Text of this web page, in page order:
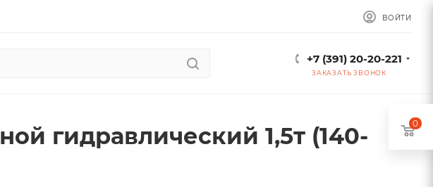
ВОЙТИ
+7 (391) 20-20-221
ЗАКАЗАТЬ ЗВОНОК
гидравлический 1,5т (140-
0